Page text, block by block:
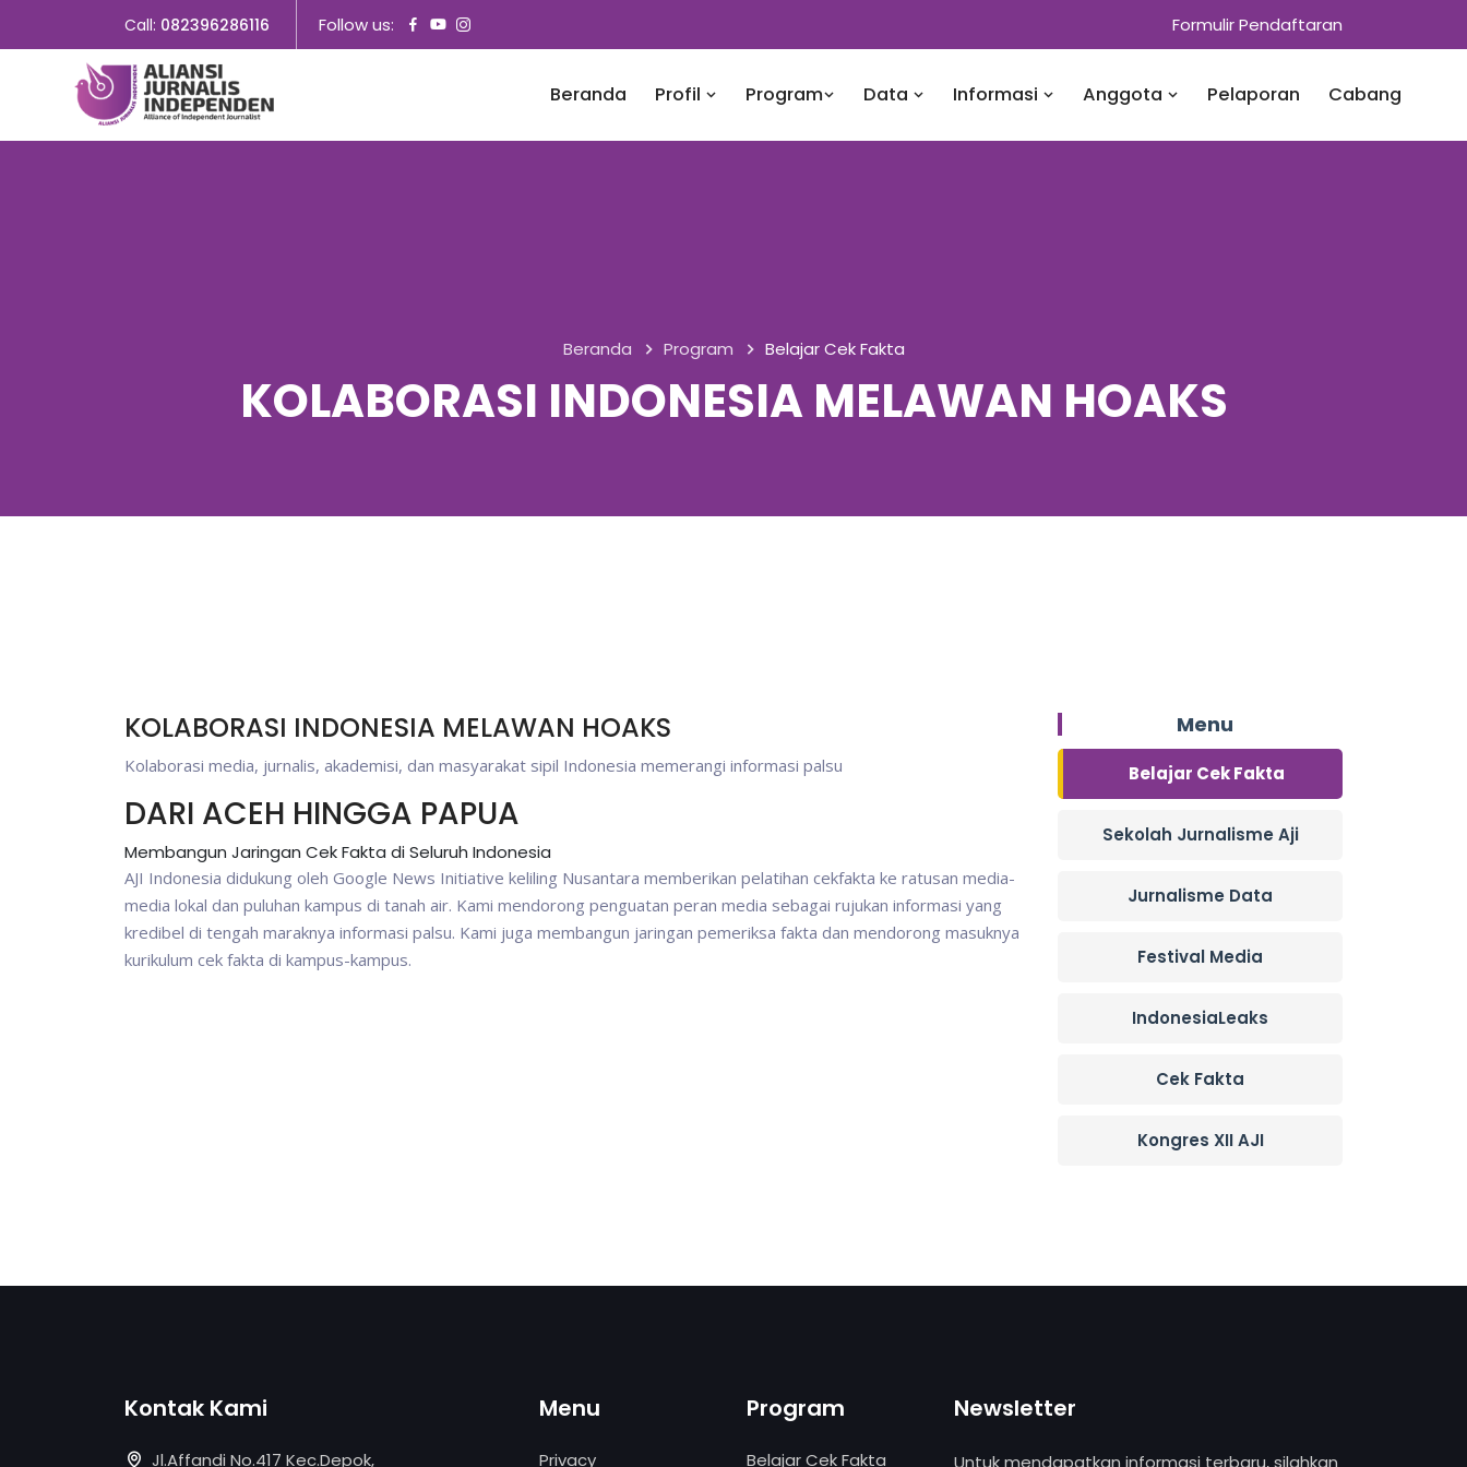
Call: 082396286116 Follow us: Formulir Pendaftaran
Beranda Profil Program Data Informasi Anggota Pelaporan Cabang
Beranda Program Belajar Cek Fakta
KOLABORASI INDONESIA MELAWAN HOAKS
KOLABORASI INDONESIA MELAWAN HOAKS
Kolaborasi media, jurnalis, akademisi, dan masyarakat sipil Indonesia memerangi informasi palsu
DARI ACEH HINGGA PAPUA
Membangun Jaringan Cek Fakta di Seluruh Indonesia
AJI Indonesia didukung oleh Google News Initiative keliling Nusantara memberikan pelatihan cekfakta ke ratusan media-
media lokal dan puluhan kampus di tanah air. Kami mendorong penguatan peran media sebagai rujukan informasi yang
kredibel di tengah maraknya informasi palsu. Kami juga membangun jaringan pemeriksa fakta dan mendorong masuknya
kurikulum cek fakta di kampus-kampus.
Menu
Belajar Cek Fakta
Sekolah Jurnalisme Aji
Jurnalisme Data
Festival Media
IndonesiaLeaks
Cek Fakta
Kongres XII AJI
Kontak Kami
Jl.Affandi No.417 Kec.Depok,
Menu
Privacy
Program
Belajar Cek Fakta
Newsletter
Untuk mendapatkan informasi terbaru, silahkan